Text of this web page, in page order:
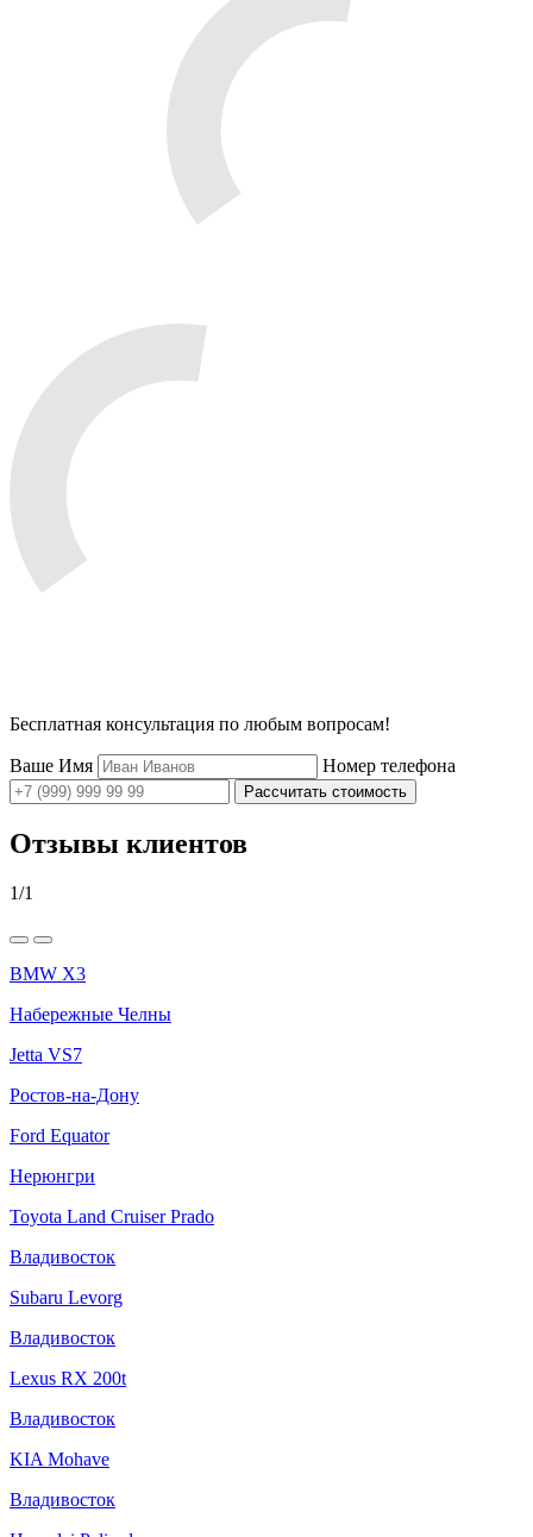
Бесплатная консультация по любым вопросам!
Ваше Имя Номер телефона
Рассчитать стоимость
Отзывы клиентов
1/1
BMW X3
Набережные Челны
Jetta VS7
Ростов-на-Дону
Ford Equator
Нерюнгри
Toyota Land Cruiser Prado
Владивосток
Subaru Levorg
Владивосток
Lexus RX 200t
Владивосток
KIA Mohave
Владивосток